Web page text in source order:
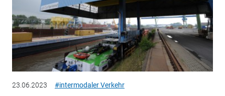
23.06.2023 #intermodaler Verkehr